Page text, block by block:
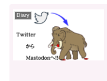
Diary